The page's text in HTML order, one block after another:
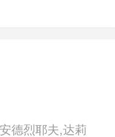
德烈耶夫,达莉